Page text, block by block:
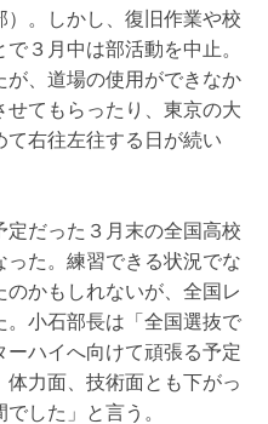
）。しかし、復旧作業や校
３月中は部活動を中止。
が、道場の使用ができなか
せてもらったり、東京の大
右往左往する日が続い
だった３月末の全国高校
た。練習できる状況でな
かもしれないが、全国レ
小石部長は「全国選抜で
ハイへ向けて頑張る予定
力面、技術面とも下がっ
した」と言う。